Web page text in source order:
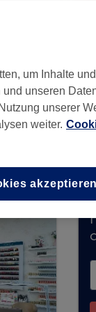
entgegen.
warten viele
um Inhalte
unseren
unserer
weiter.
akzeptieren